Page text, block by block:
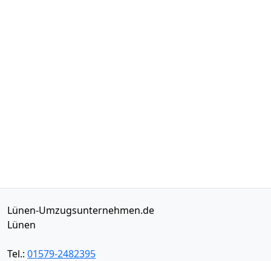
Lünen-Umzugsunternehmen.de
Lünen
Tel.: 01579-2482395